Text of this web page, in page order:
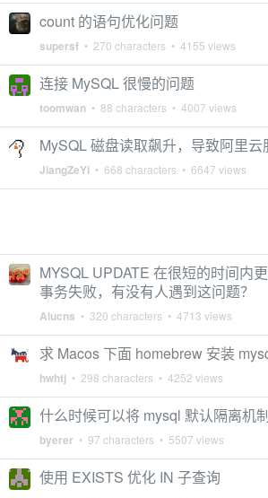
count 的语句优化问题
supersf • 270 characters • 4155 views
连接 MySQL 很慢的问题
toomwan • 88 characters • 4007 views
MySQL 磁盘读取飙升，导致阿里
JiangZeYi • 668 characters • 6647 views
MYSQL UPDATE 在很短的时间内
事务失败，有没有人遇到这问题？
Alucns • 320 characters • 4713 views
求 Macos 下面 homebrew 安装
hwhtj • 298 characters • 4252 views
什么时候可以将 mysql 默认隔离机
byerer • 97 characters • 5507 views
使用 EXISTS 优化 IN 子查询